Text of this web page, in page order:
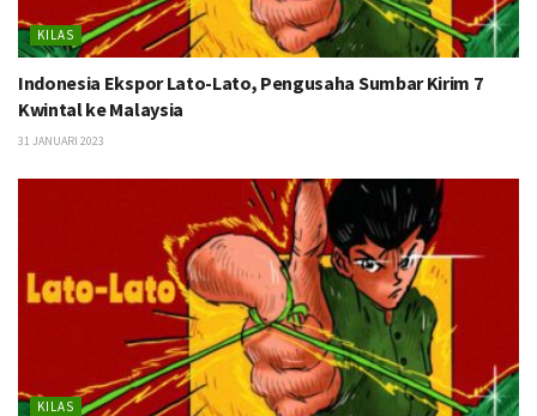
KILAS
Indonesia Ekspor Lato-Lato, Pengusaha Sumbar Kirim 7
Kwintal ke Malaysia
31 JANUARI 2023
KILAS